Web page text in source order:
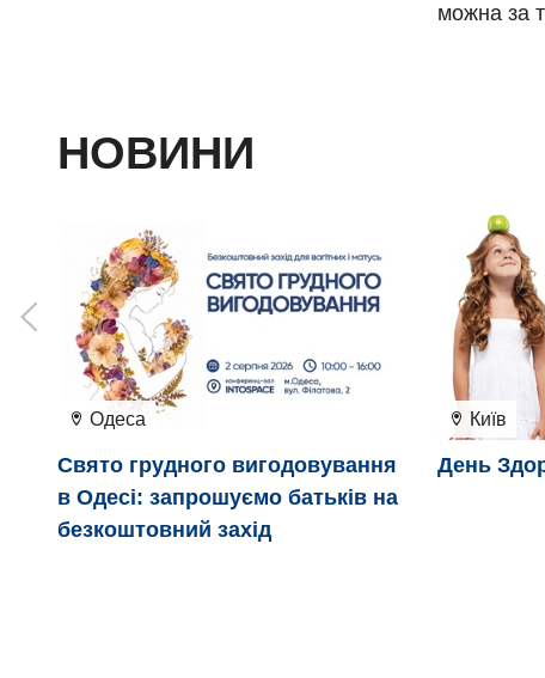
можна за
НОВИНИ
Одеса
Свято грудного вигодовування
в Одесі: запрошуємо батьків на
безкоштовний захід
Київ
День